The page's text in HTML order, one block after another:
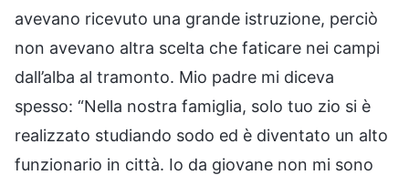
avevano ricevuto una grande istruzione, perciò
non avevano altra scelta che faticare nei campi
dall’alba al tramonto. Mio padre mi diceva
spesso: “Nella nostra famiglia, solo tuo zio si è
realizzato studiando sodo ed è diventato un alto
funzionario in città. Io da giovane non mi sono